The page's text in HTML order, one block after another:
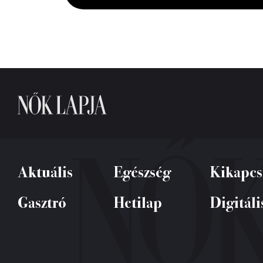
seconds
Aktuális Egészség
Kikapcs
Gasztró
Hetilap